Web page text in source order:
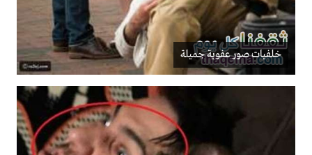
خلفيات صور عفوية جميلة